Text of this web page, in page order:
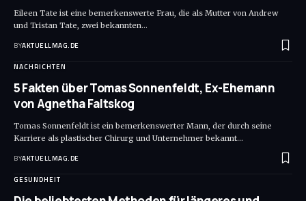
Eileen Tate ist eine bemerkenswerte Frau, die als Mutter von Andrew
und Tristan Tate, zwei bekannten…
BYAKTUELLMAG.DE
NACHRICHTEN
5 Fakten über Tomas Sonnenfeldt, Ex-Ehemann
von Agnetha Faltskog
Tomas Sonnenfeldt ist ein bemerkenswerter Mann, der durch seine
Karriere als plastischer Chirurg und Unternehmer bekannt…
BYAKTUELLMAG.DE
GESUNDHEIT